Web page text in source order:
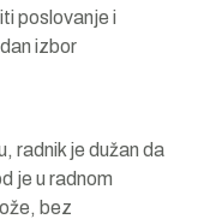
poslovanje i
izbor
radnik je dužan da
je u radnom
bez